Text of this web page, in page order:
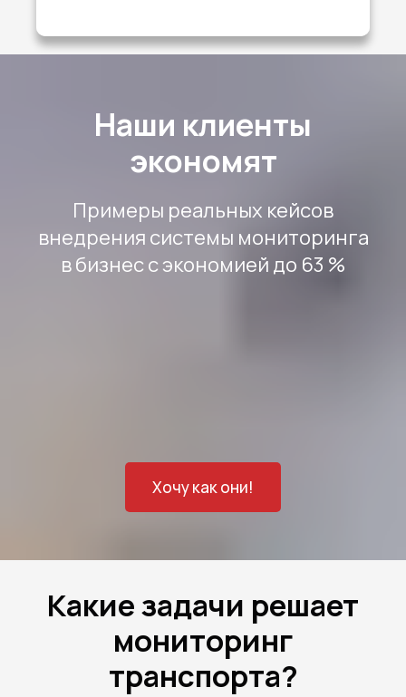
Наши клиенты
экономят
Примеры реальных кейсов
внедрения системы мониторинга
в бизнес с экономией до 63 %
Хочу как они!
Какие задачи решает
мониторинг
транспорта?